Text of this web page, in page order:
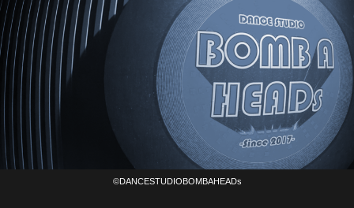
©DANCESTUDIOBOMBAHEADs